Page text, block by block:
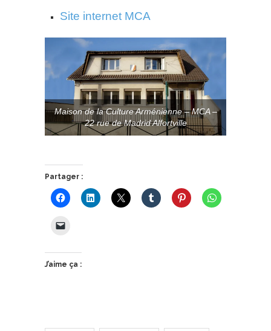
Site internet MCA
Maison de la Culture Arménienne – MCA –
22 rue de Madrid Alfortville
Partager :
J’aime ça :